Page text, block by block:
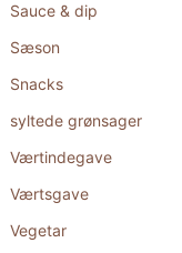
Sauce & dip
Sæson
Snacks
syltede grønsager
Værtindegave
Værtsgave
Vegetar